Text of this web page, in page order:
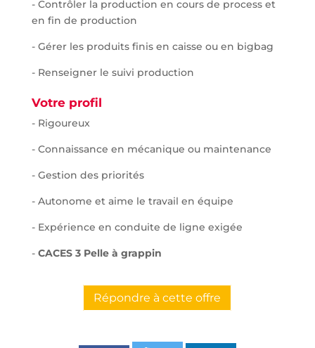
- Contrôler la production en cours de process et
en fin de production
- Gérer les produits finis en caisse ou en bigbag
- Renseigner le suivi production
Votre profil
- Rigoureux
- Connaissance en mécanique ou maintenance
- Gestion des priorités
- Autonome et aime le travail en équipe
- Expérience en conduite de ligne exigée
- CACES 3 Pelle à grappin
Répondre à cette offre